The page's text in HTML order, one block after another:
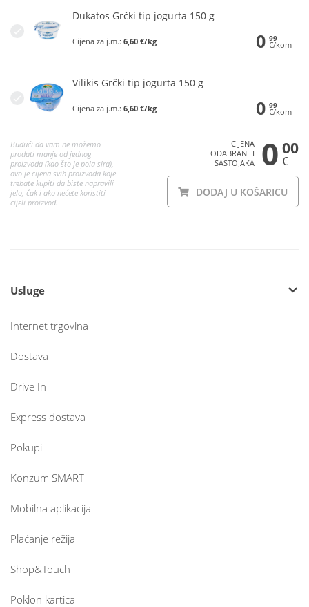
Dukatos Grčki tip jogurta 150 g
Cijena za j.m.: 6,60 €/kg 0 99
€/kom
Vilikis Grčki tip jogurta 150 g
Cijena za j.m.: 6,60 €/kg 0 99
€/kom
Budući da vam ne možemo
prodati manje od jednog
proizvoda (kao što je pola sira),
ovo je cijena svih proizvoda koje
trebate kupiti da biste napravili
jelo, čak i ako nećete koristiti
cijeli proizvod.
CIJENA
ODABRANIH
SASTOJAKA
0 00
€
DODAJ U KOŠARICU
Usluge
Internet trgovina
Dostava
Drive In
Express dostava
Pokupi
Konzum SMART
Mobilna aplikacija
Plaćanje režija
Shop&Touch
Poklon kartica